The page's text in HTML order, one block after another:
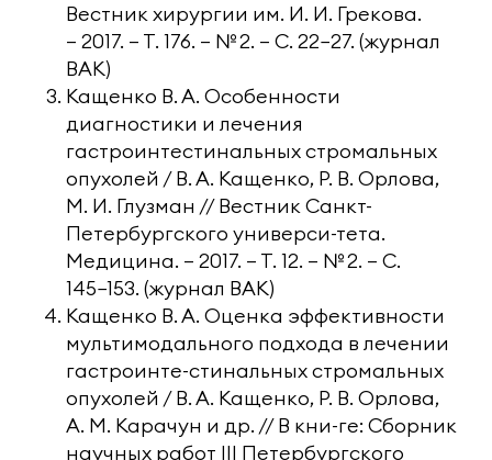
Вестник хирургии им. И. И. Грекова.
— 2017. — Т. 176. — № 2. — С. 22−27. (журнал
ВАК)
Кащенко В. А. Особенности
диагностики и лечения
гастроинтестинальных стромальных
опухолей / В. А. Кащенко, Р. В. Орлова,
М. И. Глузман // Вестник Санкт-
Петербургского универси-тета.
Медицина. — 2017. — Т. 12. — № 2. — С.
145−153. (журнал ВАК)
Кащенко В. А. Оценка эффективности
мультимодального подхода в лечении
гастроинте-стинальных стромальных
опухолей / В. А. Кащенко, Р. В. Орлова,
А. М. Карачун и др. // В кни-ге: Сборник
научных работ III Петербургского